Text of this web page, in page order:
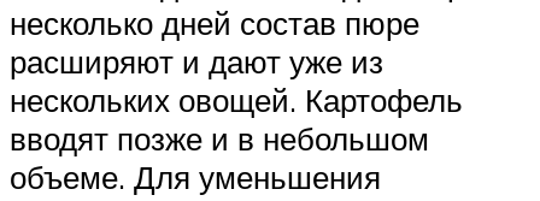
несколько дней состав пюре
расширяют и дают уже из
нескольких овощей. Картофель
вводят позже и в небольшом
объеме. Для уменьшения